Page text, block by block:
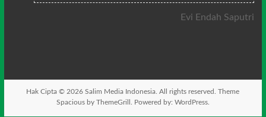
Evi Endah Saputri
Hak Cipta © 2026Salim Media Indonesia . All rights reserved. Theme
Spaciousby ThemeGrill. Powered by: WordPress.